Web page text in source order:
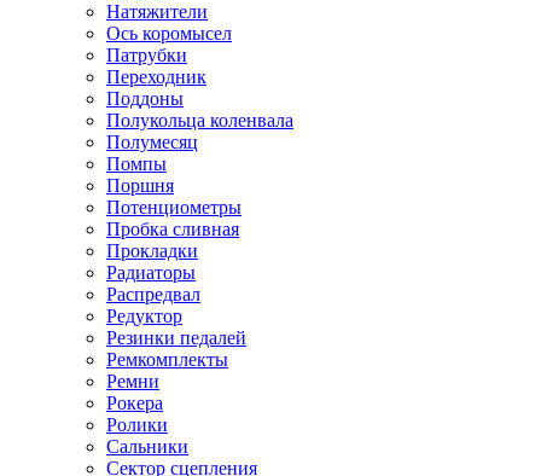
Натяжители
Ось коромысел
Патрубки
Переходник
Поддоны
Полукольца коленвала
Полумесяц
Помпы
Поршня
Потенциометры
Пробка сливная
Прокладки
Радиаторы
Распредвал
Редуктор
Резинки педалей
Ремкомплекты
Ремни
Рокера
Ролики
Сальники
Сектор сцепления